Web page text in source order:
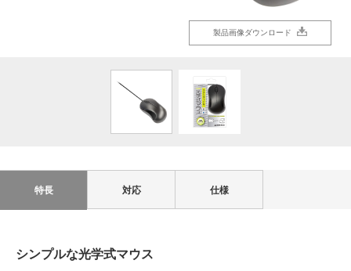
製品画像ダウンロード
製品画像ダウンロード
特長 対応 仕様
シンプルな光学式マウス